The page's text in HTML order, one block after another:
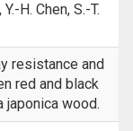
H. Chen, S.-T.
resistance and
red and black
japonica wood.